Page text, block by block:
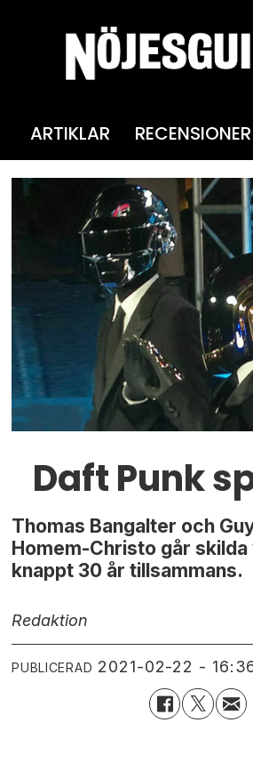
ARTIKLAR RECENSIONER
Daft Punk
Thomas Bangalter och
Homem-Christo går
knappt 30 år tillsammans.
Redaktion
PUBLICERAD 2021-02-22 -